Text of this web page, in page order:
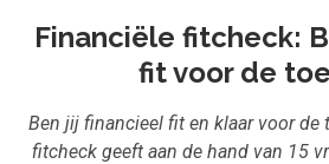
Financiële fitcheck:
fit voor de
Ben jij financieel fit en klaar voor de
fitcheck geeft aan de hand van 15